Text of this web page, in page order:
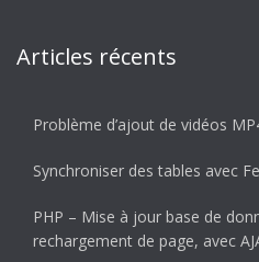
Articles récents
Problème d’ajout de vidéos
Synchroniser des tables avec
PHP – Mise à jour base de
rechargement de page, avec